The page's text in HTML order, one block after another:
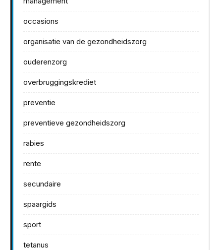
occasions
organisatie van de gezondheidszorg
ouderenzorg
overbruggingskrediet
preventie
preventieve gezondheidszorg
rabies
rente
secundaire
spaargids
sport
tetanus